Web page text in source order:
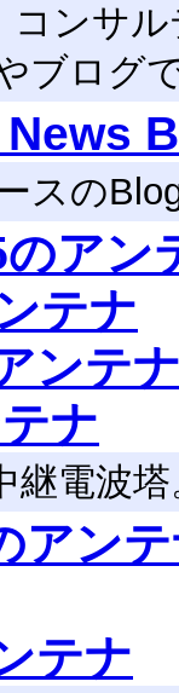
コンサ
ブログ
News
スの
アン
テナ
ンテ
ナ
継電波塔
アン
テナ